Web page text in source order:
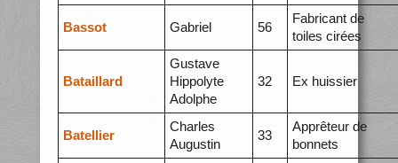
Bassot Gabriel 56
Fabricant de
toiles cirées
Bataillard
Gustave
Hippolyte
Adolphe
32 Ex huissier
Batellier
Charles
Augustin
33
Apprêteur de
bonnets